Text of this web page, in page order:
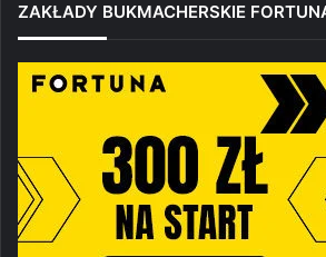
ZAKŁADY BUKMACHERSKIE